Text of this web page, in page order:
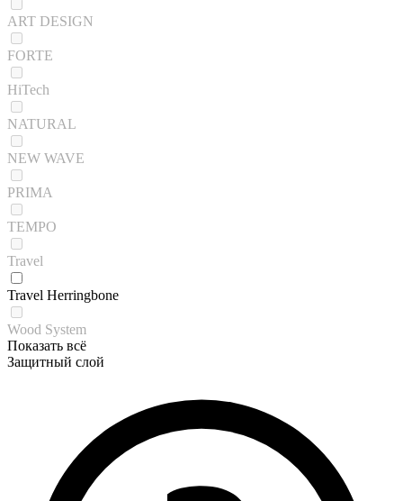
ART DESIGN
FORTE
HiTech
NATURAL
NEW WAVE
PRIMA
TEMPO
Travel
Travel Herringbone
Wood System
Показать всё
Защитный слой